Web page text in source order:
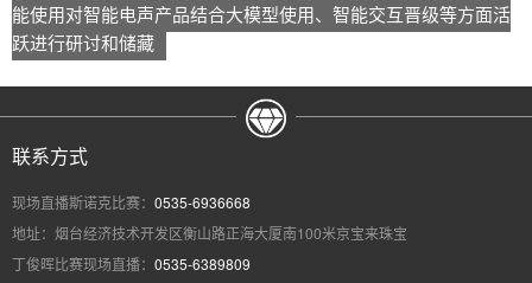
能使用对智能电声产品结合大模型使用、智能交互晋级等方面活
跃进行研讨和储藏
联系方式
现场直播斯诺克比赛： 0535-6936668
地址：烟台经济技术开发区衡山路正海大厦南100米京宝来珠宝
丁俊晖比赛现场直播： 0535-6389809